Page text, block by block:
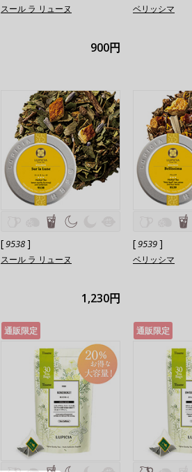
スール ラ リューヌ
900円
ベリッシマ
[9538]
スール ラ リューヌ
1,230円
[9539]
ベリッシマ
通販限定 通販限定